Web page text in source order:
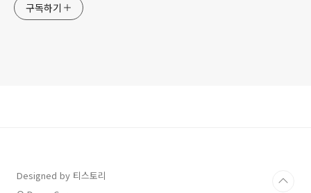
구독하기
Designed by 티스토리